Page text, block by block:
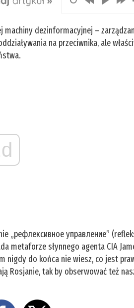
dezinformacyjnej –
na przeciwnika, ale
„рефлексивное управление”
metaforze słynnego agenta CIA
do końca nie wiesz, co jest
Rosjanie, tak by obserwować też